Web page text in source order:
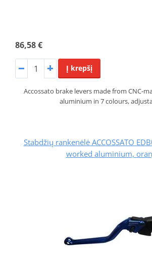
86,58 €
Į krepšį
Accossato brake levers made from CNC-
aluminium in 7 colours,
Stabdžių rankenėlė ACCOSSATO
worked aluminium,